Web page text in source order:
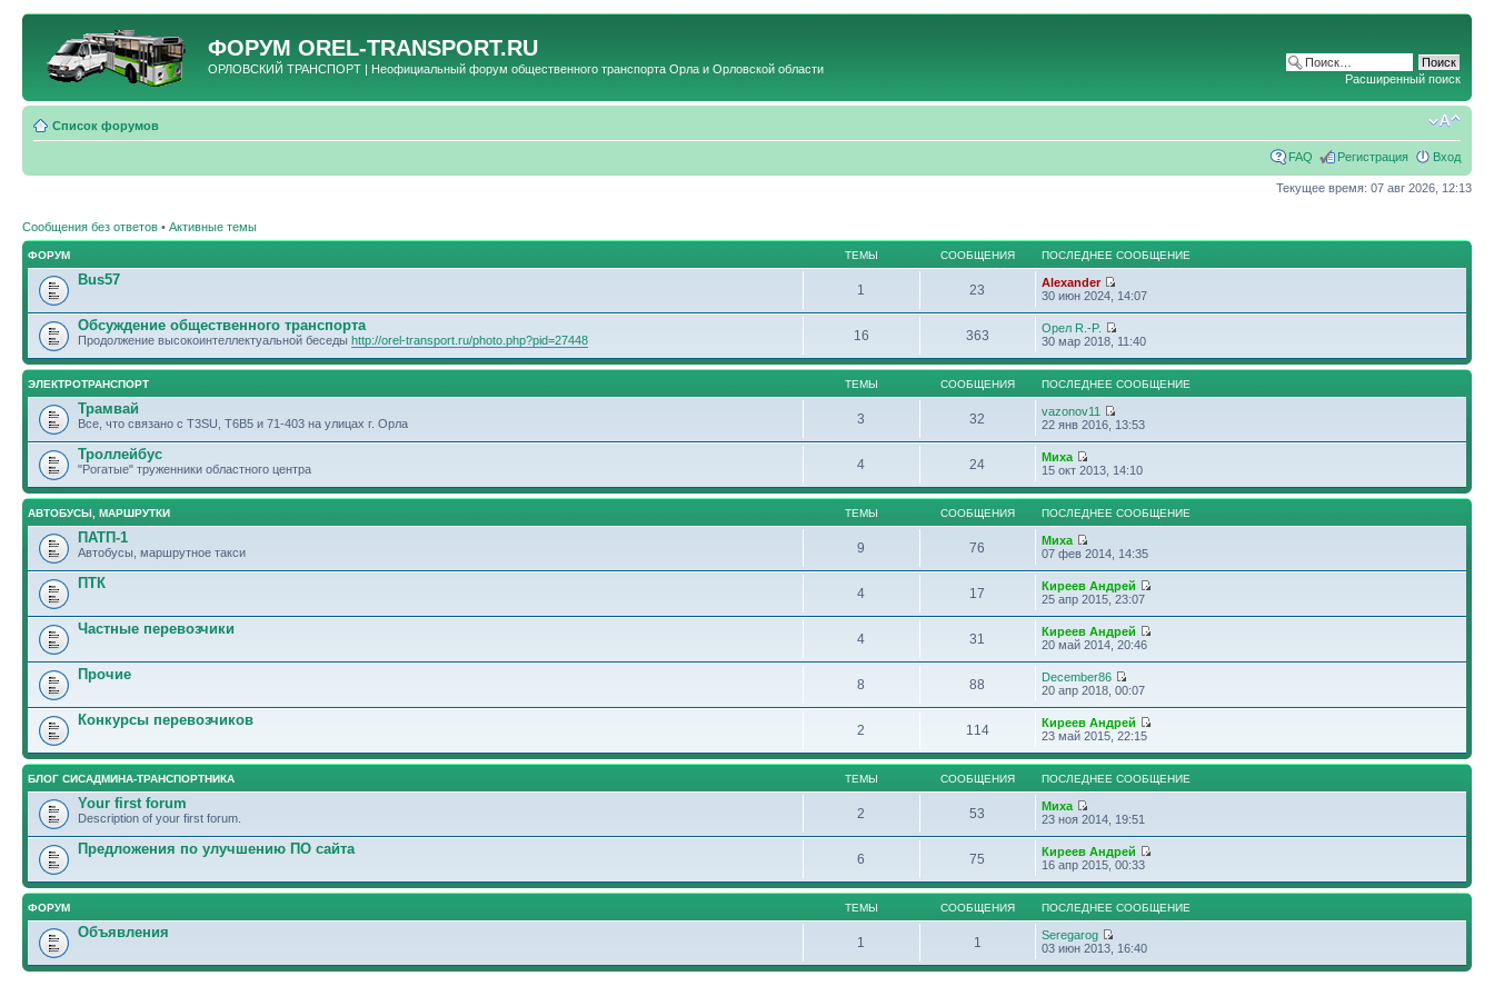
ФОРУМ OREL-TRANSPORT.RU
ОРЛОВСКИЙ ТРАНСПОРТ | Неофициальный форум общественного транспорта Орла и Орловской области
Расширенный поиск
Список форумов
FAQ Регистрация Вход
Текущее время: 07 авг 2026, 12:13
Сообщения без ответов • Активные темы
ФОРУМ ТЕМЫ СООБЩЕНИЯ ПОСЛЕДНЕЕ СООБЩЕНИЕ
Bus57
1 23
Alexander
30 июн 2024, 14:07
Обсуждение общественного транспорта
Продолжение высокоинтеллектуальной беседы http://orel-transport.ru/photo.php?pid=27448 16 363
Орел R.-P.
30 мар 2018, 11:40
ЭЛЕКТРОТРАНСПОРТ ТЕМЫ СООБЩЕНИЯ ПОСЛЕДНЕЕ СООБЩЕНИЕ
Трамвай
Все, что связано с T3SU, T6B5 и 71-403 на улицах г. Орла 3 32
vazonov11
22 янв 2016, 13:53
Троллейбус
"Рогатые" труженники областного центра 4 24
Миха
15 окт 2013, 14:10
АВТОБУСЫ, МАРШРУТКИ ТЕМЫ СООБЩЕНИЯ ПОСЛЕДНЕЕ СООБЩЕНИЕ
ПАТП-1
Автобусы, маршрутное такси 9 76
Миха
07 фев 2014, 14:35
ПТК
4 17
Киреев Андрей
25 апр 2015, 23:07
Частные перевозчики
4 31
Киреев Андрей
20 май 2014, 20:46
Прочие
8 88
December86
20 апр 2018, 00:07
Конкурсы перевозчиков
2 114
Киреев Андрей
23 май 2015, 22:15
БЛОГ СИСАДМИНА-ТРАНСПОРТНИКА ТЕМЫ СООБЩЕНИЯ ПОСЛЕДНЕЕ СООБЩЕНИЕ
Your first forum
Description of your first forum. 2 53
Миха
23 ноя 2014, 19:51
Предложения по улучшению ПО сайта
6 75
Киреев Андрей
16 апр 2015, 00:33
ФОРУМ ТЕМЫ СООБЩЕНИЯ ПОСЛЕДНЕЕ СООБЩЕНИЕ
Объявления
1 1
Seregarog
03 июн 2013, 16:40